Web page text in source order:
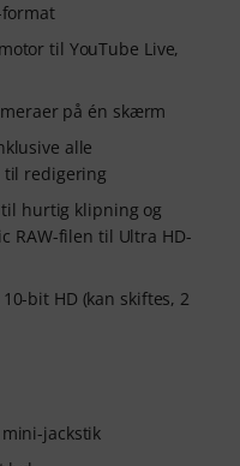
format
til YouTube Live,
på én skærm
alle
til redigering
hurtig klipning og
RAW-filen til Ultra HD-
bit HD (kan skiftes, 2
jackstik